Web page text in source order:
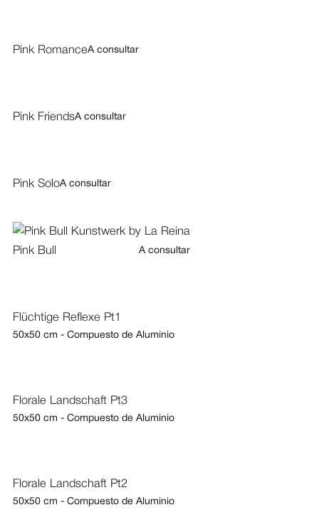
Pink RomanceA consultar
Pink FriendsA consultar
Pink SoloA consultar
Pink Bull A consultar
Flüchtige Reflexe Pt1
50x50 cm - Compuesto de Aluminio
Florale Landschaft Pt3
50x50 cm - Compuesto de Aluminio
Florale Landschaft Pt2
50x50 cm - Compuesto de Aluminio